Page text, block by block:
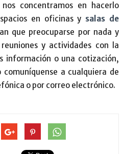
concentramos en hacerlo
en oficinas y salas de
que preocuparse por nada y
y actividades con la
información o una cotización,
a cualquiera de
o por correo electrónico.